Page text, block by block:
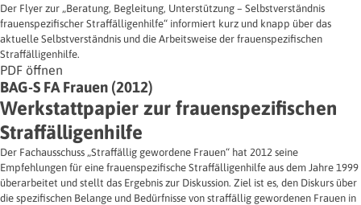
Der Flyer zur „Beratung, Begleitung, Unterstützung – Selbstverständnis
frauenspezifischer Straffälligenhilfe“ informiert kurz und knapp über das
aktuelle Selbstverständnis und die Arbeitsweise der frauenspezifischen
Straffälligenhilfe.
PDF öffnen
BAG-S FA Frauen (2012)
Werkstattpapier zur frauenspezifischen
Straffälligenhilfe
Der Fachausschuss „Straffällig gewordene Frauen“ hat 2012 seine
Empfehlungen für eine frauenspezifische Straffälligenhilfe aus dem Jahre 1999
überarbeitet und stellt das Ergebnis zur Diskussion. Ziel ist es, den Diskurs über
die spezifischen Belange und Bedürfnisse von straffällig gewordenen Frauen in